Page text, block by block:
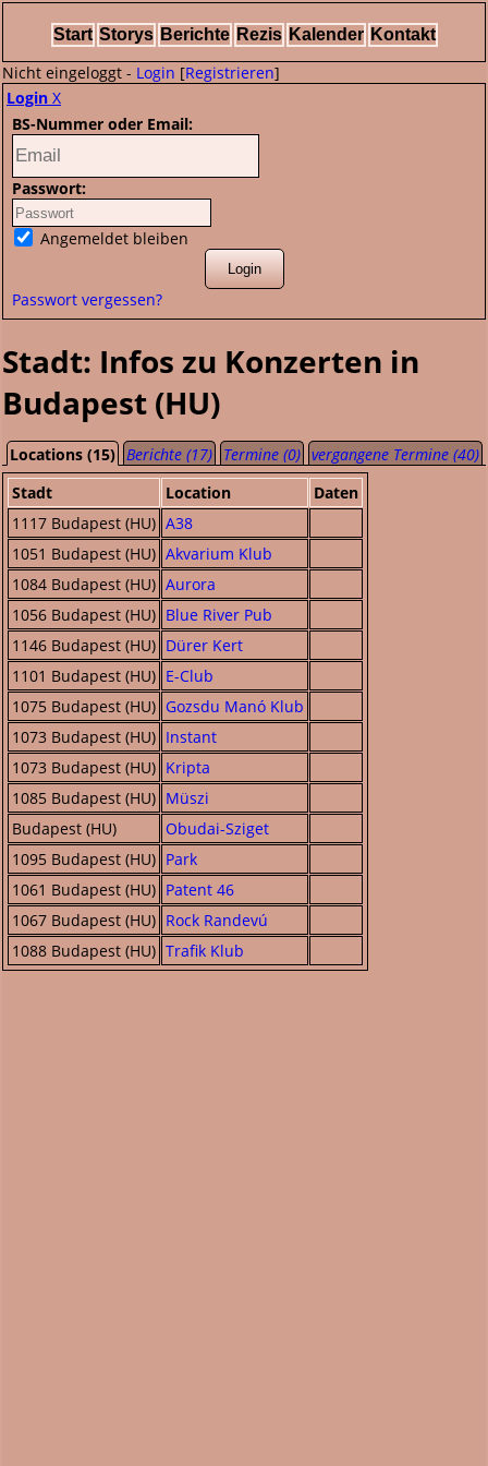
Start Storys Berichte Rezis Kalender Kontakt
Nicht eingeloggt - Login [Registrieren]
Login X
BS-Nummer oder Email:
Passwort:
Angemeldet bleiben
Passwort vergessen?
Stadt: Infos zu Konzerten in
Budapest (HU)
Locations (15) Berichte (17) Termine (0) vergangene Termine (40)
Stadt
Location
Daten
1117 Budapest (HU) A38
1051 Budapest (HU) Akvarium Klub
1084 Budapest (HU) Aurora
1056 Budapest (HU) Blue River Pub
1146 Budapest (HU) Dürer Kert
1101 Budapest (HU) E-Club
1075 Budapest (HU) Gozsdu Manó Klub
1073 Budapest (HU) Instant
1073 Budapest (HU) Kripta
1085 Budapest (HU) Müszi
Budapest (HU)
Obudai-Sziget
1095 Budapest (HU) Park
1061 Budapest (HU) Patent 46
1067 Budapest (HU) Rock Randevú
1088 Budapest (HU) Trafik Klub